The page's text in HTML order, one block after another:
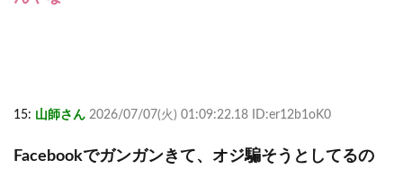
15: 山師さん 2026/07/07(火) 01:09:22.18 ID:er12b1oK0
Facebookでガンガンきて、オジ騙そうとしてるの